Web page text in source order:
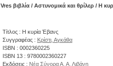
Vres βιβλία / Αστυνομικά και θρίλερ / Η
Τίτλος : Η κυρία Έβανς
Συγγραφέας : Κρίστι, Αγκάθα
ISBN : 0002360225
ISBN 13 : 9780002360227
Εκδόσεις : Νέα Σύνορα Α. Α. Λιβάνη